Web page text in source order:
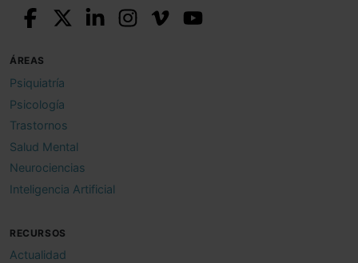
ÁREAS
Psiquiatría
Psicología
Trastornos
Salud Mental
Neurociencias
Inteligencia Artificial
RECURSOS
Actualidad